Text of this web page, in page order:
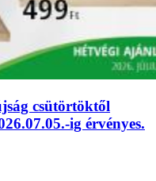
csütörtöktől
ig érvényes.